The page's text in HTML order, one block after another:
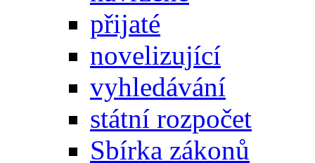
přijaté
novelizující
vyhledávání
státní rozpočet
Sbírka zákonů